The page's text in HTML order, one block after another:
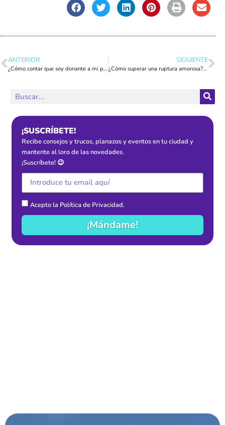
ANTERIOR
¿Cómo contar que soy donante a mi pareja?
SIGUIENTE
¿Cómo superar una ruptura amorosa? ▷ 8 Consejos para superarlo
¡SUSCRÍBETE!
Recibe consejos y trucos, planazos y eventos en tu ciudad y
mantente al loro de las novedades.
¡Suscríbete! 😉
Acepto la Política de Privacidad.
¡Mándame!